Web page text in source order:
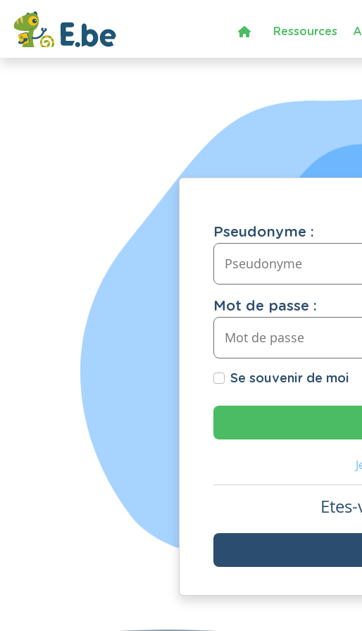
Ressources
Pseudonyme :
Mot de passe :
Se souvenir de moi